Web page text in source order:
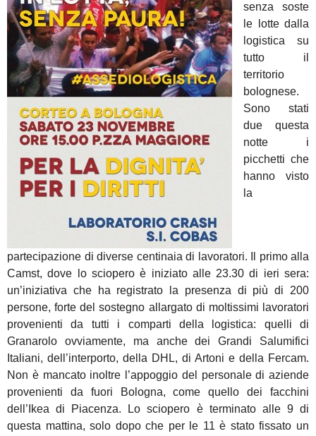
senza soste
le lotte dalla
logistica su
tutto il
territorio
bolognese.
Sono stati
due questa
notte i
picchetti che
hanno visto
la
partecipazione di diverse centinaia di lavoratori. Il primo alla
Camst, dove lo sciopero è iniziato alle 23.30 di ieri sera:
un’iniziativa che ha registrato la presenza di più di 200
persone, forte del sostegno allargato di moltissimi lavoratori
provenienti da tutti i comparti della logistica: quelli di
Granarolo ovviamente, ma anche dei Grandi Salumifici
Italiani, dell’interporto, della DHL, di Artoni e della Fercam.
Non è mancato inoltre l’appoggio del personale di aziende
provenienti da fuori Bologna, come quello dei facchini
dell’Ikea di Piacenza. Lo sciopero è terminato alle 9 di
questa mattina, solo dopo che per le 11 è stato fissato un